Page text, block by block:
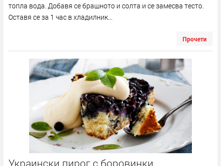
топла вода. Добавя се брашното и солта и се замесва тесто.
Оставя се за 1 час в хладилник...
Прочети
Украински пирог с боровинки